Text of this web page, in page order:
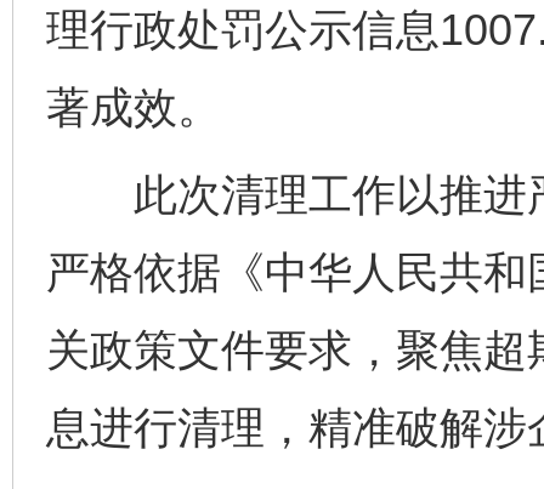
理行政处罚公示信息
著成效。
此次清理工作以推进
严格依据《中华人民共
关政策文件要求，聚焦
息进行清理，精准破解